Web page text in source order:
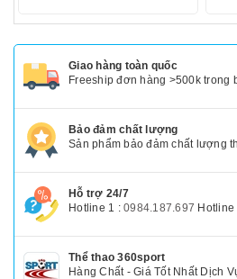
Giao hàng toàn quốc
Freeship đơn hàng >500k trong
Bảo đảm chất lượng
Sản phẩm bảo đảm chất lượng
Hỗ trợ 24/7
Hotline 1 : 0984.187.697
Thể thao 360sport
Hàng Chất - Giá Tốt Nhất Dịch